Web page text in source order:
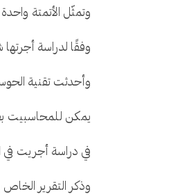
وتمثّل الأتمتة
وفقًا لدراسة أجرتها شركة ديلويت، يعتقد 94% من المتخصصين في
وأحدثت تقنية
يمكن للمحاسبيت
في دراسة أجريت في الولايات المتحدة، تبين أن 92% من
وذكر التقرير الخاص بنتائج